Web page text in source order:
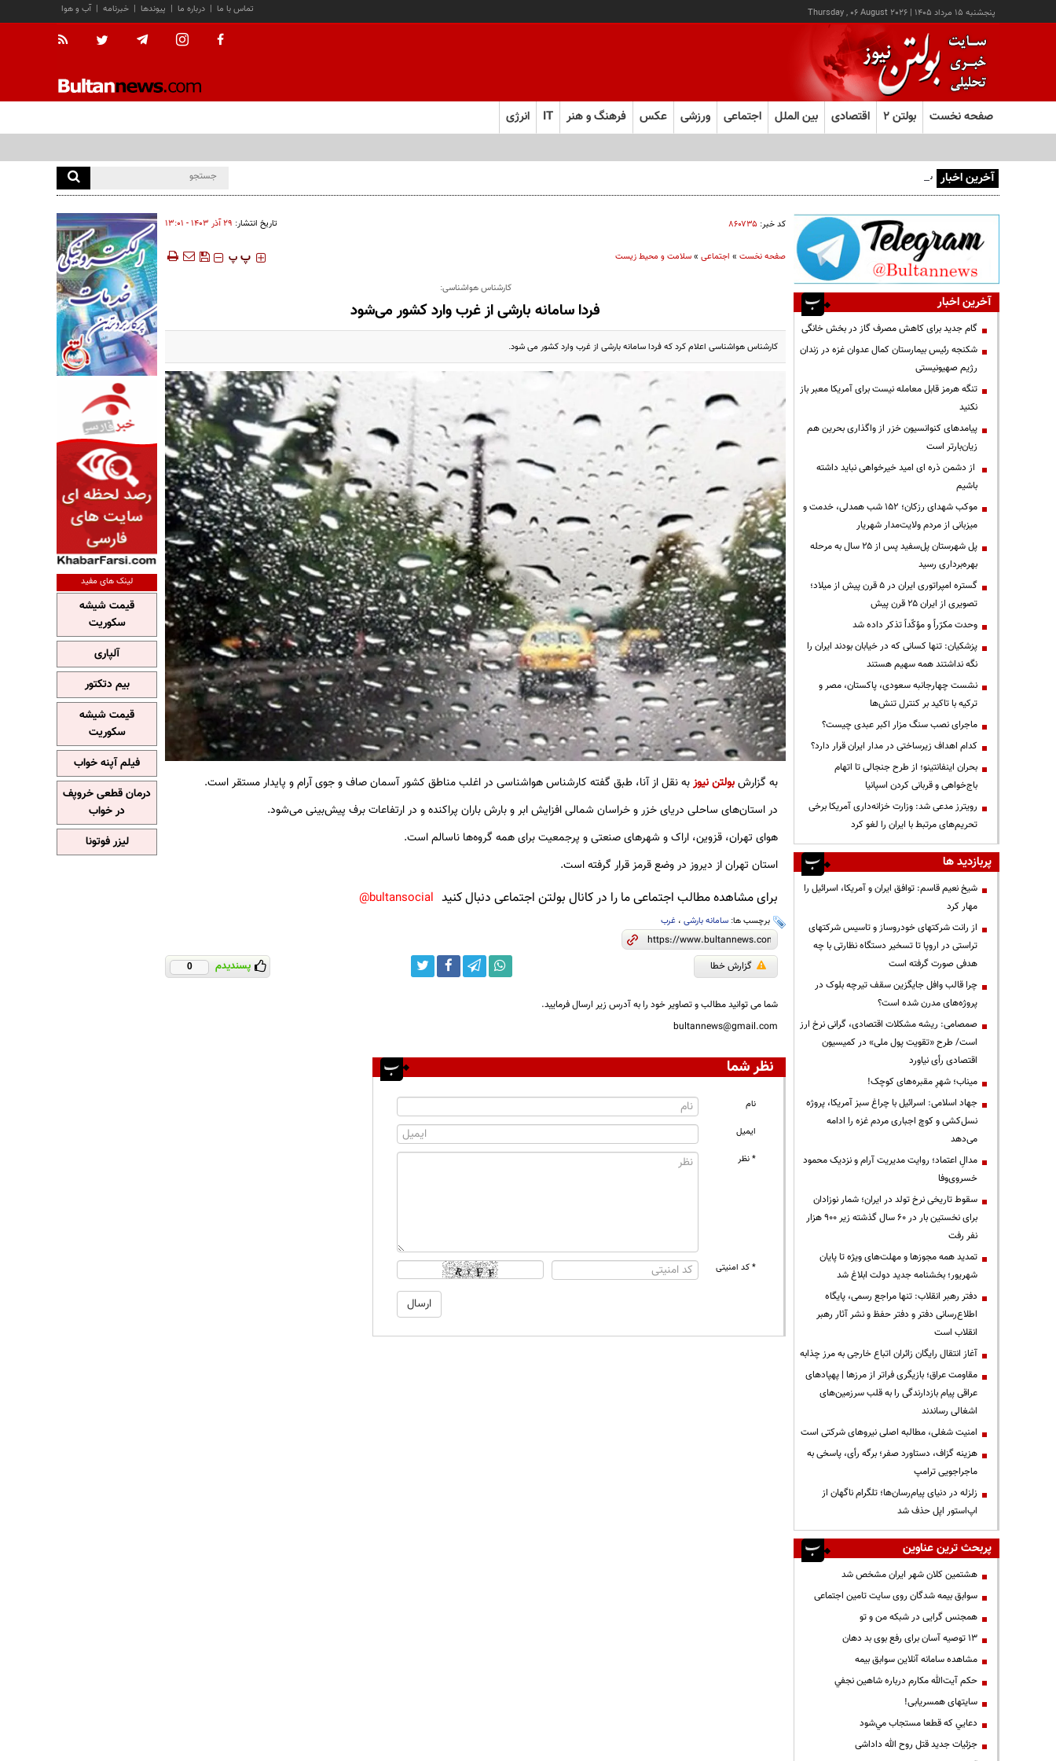
پنجشنبه ۱۵ مرداد ۱۴۰۵ |
Thursday , 06 August 2026 آب و هوا | خبرنامه | پیوندها | درباره ما | تماس با ما
صفحه نخست بولتن ۲ اقتصادی بین الملل اجتماعی ورزشی عکس فرهنگ و هنر IT انرژی
آخرین اخبار سرقت طلاجات بانوان مسن در کرمان با همراهی پسربچه ۱۲ ساله
کد خبر: ۸۶۰۷۳۵ تاریخ انتشار: ۲۹ آذر ۱۴۰۳ - ۱۳:۰۱
صفحه نخست» اجتماعی»سلامت و محیط زیست ‍‍‍ پ پ
کارشناس هواشناسی:
فردا سامانه بارشی از غرب وارد کشور می‌شود
کارشناس هواشناسی اعلام کرد که فردا سامانه بارشی از غرب وارد کشور می شود.
به گزارشبولتن نیوزبه نقل از آنا، طبق گفته کارشناس هواشناسی در اغلب مناطق کشور آسمان صاف و جوی آرام و پایدار مستقر است.
در استان‌های ساحلی دریای خزر و خراسان شمالی افزایش ابر و بارش باران پراکنده و در ارتفاعات برف پیش‌بینی می‌شود.
هوای تهران، قزوین، اراک و شهر‌های صنعتی و پرجمعیت برای همه گروه‌ها ناسالم است.
استان تهران از دیروز در وضع قرمز قرار گرفته است.
برای مشاهده مطالب اجتماعی ما را در کانال بولتن اجتماعی دنبال کنید bultansocial@
برچسب ها: سامانه بارشی، غرب
گزارش خطا پسندیدم 0
شما می توانید مطالب و تصاویر خود را به آدرس زیر ارسال فرمایید.
bultannews@gmail.com
نظر شما
نام
ایمیل
* نظر
* کد امنیتی
آخرین اخبار
گام جدید برای کاهش مصرف گاز در بخش خانگی
شکنجه رئیس بیمارستان کمال عدوان غزه در زندان
رژیم صهیونیستی
تنگه هرمز قابل معامله نیست برای آمریکا معبر باز
نکنید
پیامدهای کنوانسیون خزر از واگذاری بحرین هم
زیان‌بارتر است
از دشمن ذره ای امید خیرخواهی نباید داشته
باشیم
موکب شهدای رزکان؛ ۱۵۲ شب همدلی، خدمت و
میزبانی از مردم ولایت‌مدار شهریار
پل شهرستان پل‌سفید پس از ۲۵ سال به مرحله
بهره‌برداری رسید
گستره امپراتوری ایران در ۵ قرن پیش از میلاد؛
تصویری از ایران ۲۵ قرن پیش
وحدت مکرّراً و مؤکّداً تذکر داده شد
پزشکیان: تنها کسانی که در خیابان بودند ایران را
نگه نداشتند همه سهیم هستند
نشست چهارجانبه سعودی، پاکستان، مصر و
ترکیه با تاکید بر کنترل تنش‌ها
ماجرای نصب سنگ مزار اکبر عبدی چیست؟
کدام اهداف زیرساختی در مدار ایران قرار دارد؟
بحران اینفانتینو؛ از طرح جنجالی تا اتهام
باج‌خواهی و قربانی کردن اسپانیا
رویترز مدعی شد: وزارت خزانه‌داری آمریکا برخی
تحریم‌های مرتبط با ایران را لغو کرد
پربازدید ها
شیخ نعیم قاسم: توافق ایران و آمریکا، اسرائیل را
مهار کرد
از رانت‌ شرکتهای خودروساز و تاسیس شرکتهای
تراستی در اروپا تا تسخیر دستگاه نظارتی با چه
هدفی صورت گرفته است
چرا قالب وافل جایگزین سقف تیرچه بلوک در
پروژه‌های مدرن شده است؟
صمصامی: ریشه مشکلات اقتصادی، گرانی نرخ ارز
است/ طرح «تقویت پول ملی» در کمیسیون
اقتصادی رأی نیاورد
میناب؛ شهرِ مقبره‌های کوچک!
جهاد اسلامی: اسرائیل با چراغ سبز آمریکا، پروژه
نسل‌کشی و کوچ اجباری مردم غزه را ادامه
می‌دهد
مدالِ اعتماد؛ روایت مدیریت آرام و نزدیک محمود
خسروی‌وفا
سقوط تاریخی نرخ تولد در ایران؛ شمار نوزادان
برای نخستین بار در ۶۰ سال گذشته زیر ۹۰۰ هزار
نفر رفت
تمدید همه مجوزها و مهلت‌های ویژه تا پایان
شهریور؛ بخشنامه جدید دولت ابلاغ شد
دفتر رهبر انقلاب: تنها مراجع رسمی، پایگاه
اطلاع‌رسانی دفتر و دفتر حفظ و نشر آثار رهبر
انقلاب است
آغاز انتقال رایگان زائران اتباع خارجی به مرز چذابه
مقاومت عراق؛ بازیگری فراتر از مرزها | پهپادهای
عراقی پیام بازدارندگی را به قلب سرزمین‌های
اشغالی رساندند
‌امنیت شغلی، مطالبه اصلی نیروهای شرکتی است
هزینه گزاف، دستاورد صفر؛ برگه رأی، پاسخی به
ماجراجویی ترامپ
زلزله در دنیای پیام‌رسان‌ها؛ تلگرام ناگهان از
اپ‌استور اپل حذف شد
پربحث ترین عناوین
هشتمین کلان شهر ایران مشخص شد
سوابق بیمه شدگان روی سایت تامین اجتماعی
همجنس گرایی در شبکه من و تو
13 توصیه آسان برای رفع بوی بد دهان
مشاهده سامانه آنلاين سوابق بیمه
حكم آيت‌الله مكارم درباره شاهين نجفي
سایتهای همسریابی!
دعايي كه قطعا مستجاب مي‌شود
جزئیات جدید قتل روح الله داداشی
لینک های مفید
قیمت شیشه
سکوریت
آلپاری
بیم دتکتور
قیمت شیشه
سکوریت
فیلم آپنه خواب
درمان قطعی خروپف
در خواب
لیزر فوتونا